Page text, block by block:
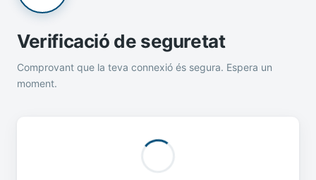
Verificació de seguretat
Comprovant que la teva connexió és segura. Espera un
moment.